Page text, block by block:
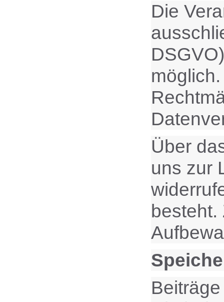
Die
Über
uns zur
besteht.